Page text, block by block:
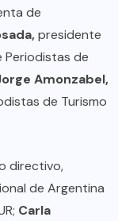
de
presidente
Periodistas de
Amonzabel,
de Turismo
directivo,
de Argentina
Carla